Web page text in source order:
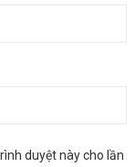
duyệt này cho lần